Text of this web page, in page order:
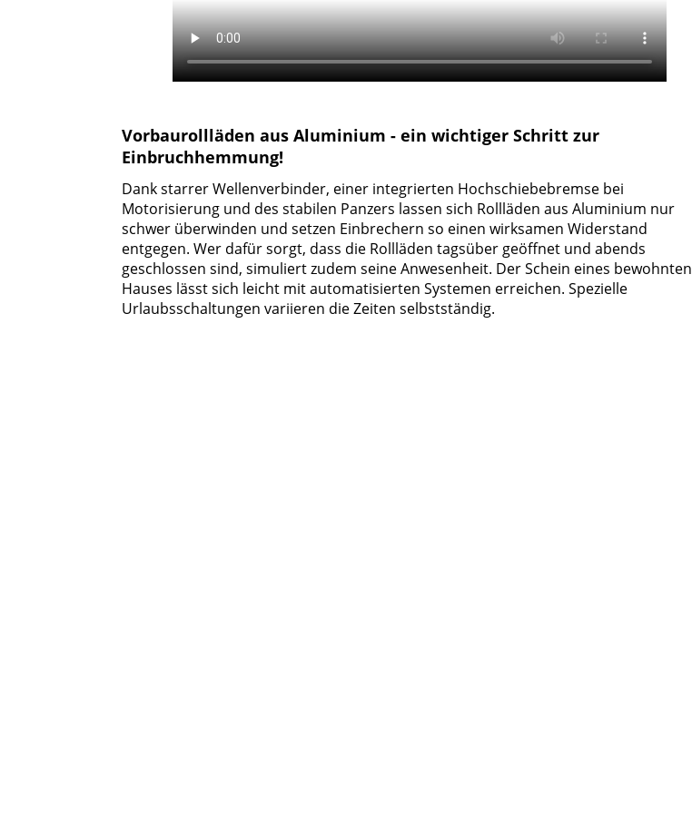
Vorbaurollläden aus Aluminium - ein wichtiger Schritt zur
Einbruchhemmung!
Dank starrer Wellenverbinder, einer integrierten Hochschiebebremse bei
Motorisierung und des stabilen Panzers lassen sich Rollläden aus Aluminium nur
schwer überwinden und setzen Einbrechern so einen wirksamen Widerstand
entgegen. Wer dafür sorgt, dass die Rollläden tagsüber geöffnet und abends
geschlossen sind, simuliert zudem seine Anwesenheit. Der Schein eines bewohnten
Hauses lässt sich leicht mit automatisierten Systemen erreichen. Spezielle
Urlaubsschaltungen variieren die Zeiten selbstständig.